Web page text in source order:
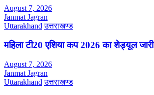
August 7, 2026
Janmat Jagran
Uttarakhand उत्तराखण्ड
महिला टी20 एशिया कप 2026 का शेड्यूल जारी
August 7, 2026
Janmat Jagran
Uttarakhand उत्तराखण्ड